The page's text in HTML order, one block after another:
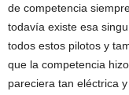
de competencia
todavía existe esa
todos estos pilotos y
que la competencia
pareciera tan eléctrica